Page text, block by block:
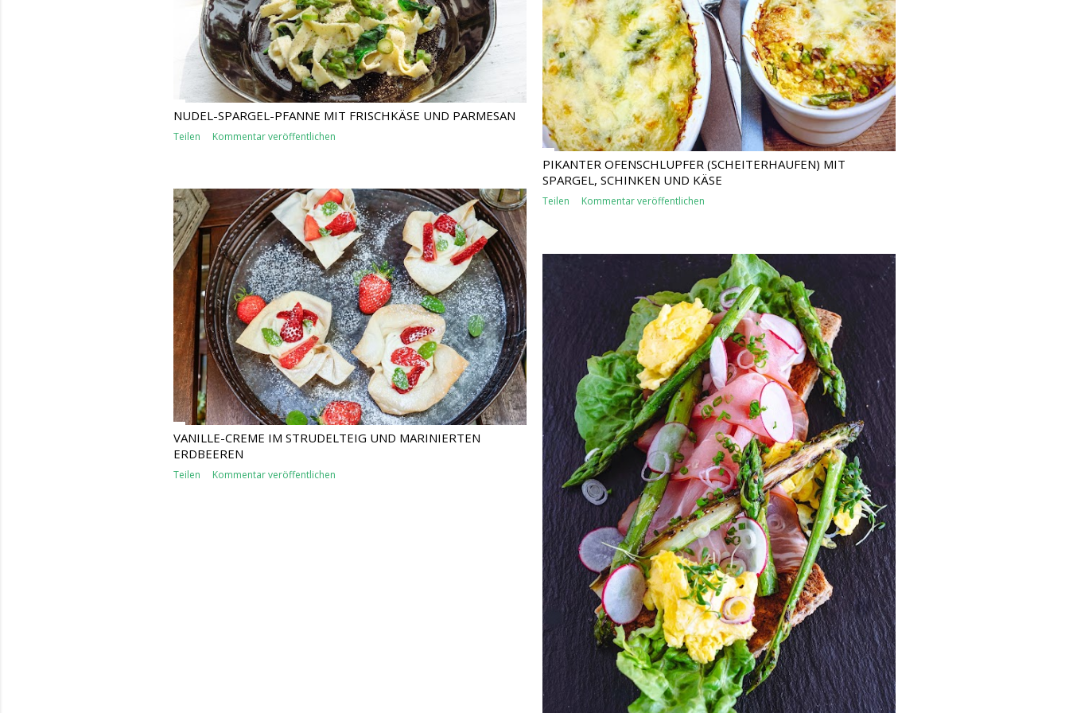
NUDEL-SPARGEL-PFANNE MIT FRISCHKÄSE UND PARMESAN
Teilen Kommentar veröffentlichen
PIKANTER OFENSCHLUPFER (SCHEITERHAUFEN) MIT
SPARGEL, SCHINKEN UND KÄSE
Teilen Kommentar veröffentlichen
VANILLE-CREME IM STRUDELTEIG UND MARINIERTEN
ERDBEEREN
Teilen Kommentar veröffentlichen